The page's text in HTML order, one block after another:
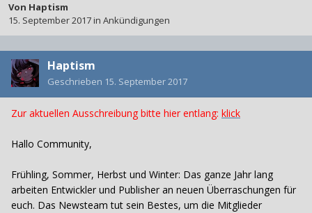
Von Haptism
15. September 2017in Ankündigungen
Haptism
Geschrieben 15. September 2017
Zur aktuellen Ausschreibung bitte hier entlang: klick
Hallo Community,
Frühling, Sommer, Herbst und Winter: Das ganze Jahr lang
arbeiten Entwickler und Publisher an neuen Überraschungen für
euch. Das Newsteam tut sein Bestes, um die Mitglieder